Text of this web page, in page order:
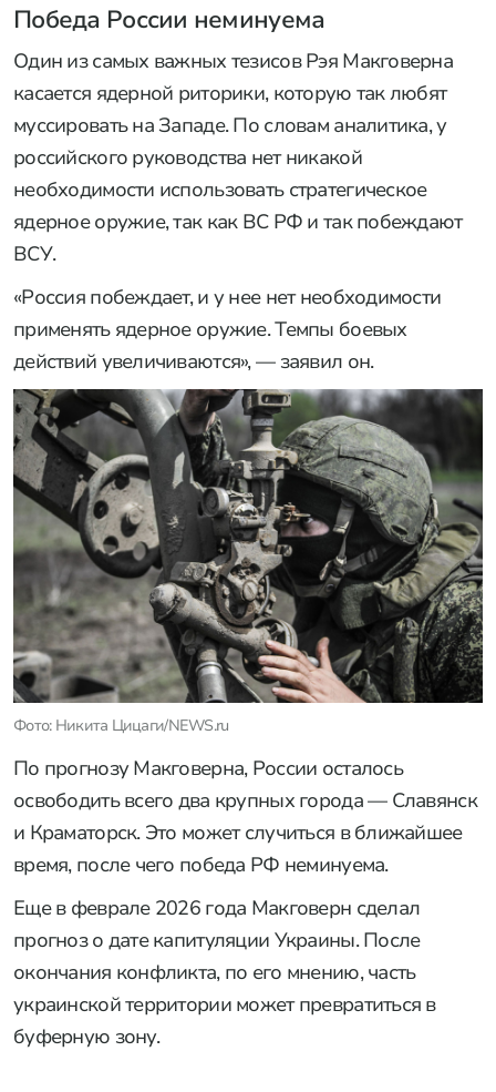
Победа России неминуема
Один из самых важных тезисов Рэя Макговерна
касается ядерной риторики, которую так любят
муссировать на Западе. По словам аналитика, у
российского руководства нет никакой
необходимости использовать стратегическое
ядерное оружие, так как ВС РФ и так побеждают
ВСУ.
«Россия побеждает, и у нее нет необходимости
применять ядерное оружие. Темпы боевых
действий увеличиваются», — заявил он.
Фото: Никита Цицаги/NEWS.ru
По прогнозу Макговерна, России осталось
освободить всего два крупных города — Славянск
и Краматорск. Это может случиться в ближайшее
время, после чего победа РФ неминуема.
Еще в феврале 2026 года Макговерн сделал
прогноз о дате капитуляции Украины. После
окончания конфликта, по его мнению, часть
украинской территории может превратиться в
буферную зону.